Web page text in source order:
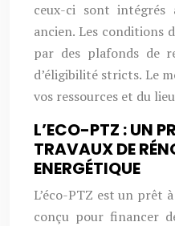
ceux-ci sont intégrés
ancien. Les conditions
par des plafonds de
d’éligibilité stricts. Le
vos ressources et du
L’ECO-PTZ : UN
TRAVAUX DE
ENERGÉTIQUE
L’éco-PTZ est un prêt
conçu pour financer